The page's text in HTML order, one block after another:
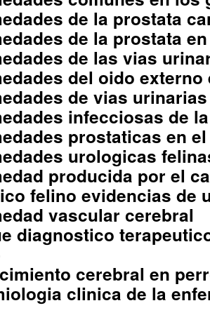
de la prostata
de la prostata
de las vias
del oido
de vias
infecciosas de
prostaticas en
urologicas
producida por el
felino evidencias de
vascular cerebral
diagnostico
cerebral en
clinica de la